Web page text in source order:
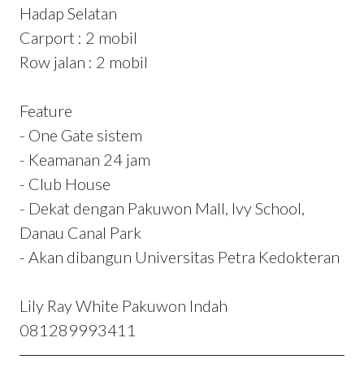
Hadap Selatan
Carport : 2 mobil
Row jalan : 2 mobil
Feature
- One Gate sistem
- Keamanan 24 jam
- Club House
- Dekat dengan Pakuwon Mall, Ivy School,
Danau Canal Park
- Akan dibangun Universitas Petra Kedokteran
Lily Ray White Pakuwon Indah
081289993411